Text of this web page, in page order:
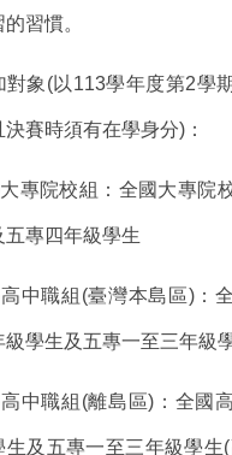
習慣。
對象(以113學年度第2學
決賽時須有在學身分)：
專院校組：全國大專院
五專四年級學生
高中職組(臺灣本島區)：
級學生及五專一至三年級
中職組(離島區)：全國
生及五專一至三年級學生